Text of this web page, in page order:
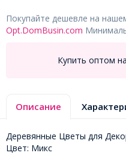
Покупайте дешевле на
Opt.DomBusin.com
Купить оптом на
Описание
Деревянные Цветы для
Цвет: Микс